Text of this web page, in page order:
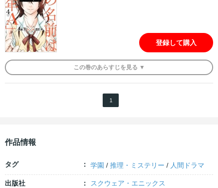
登録して購入
この巻のあらすじを 見る ▼
1
作品情報
タグ 学園 /推理・ミステリー / 人間ドラマ
出版社 スクウェア・エニックス